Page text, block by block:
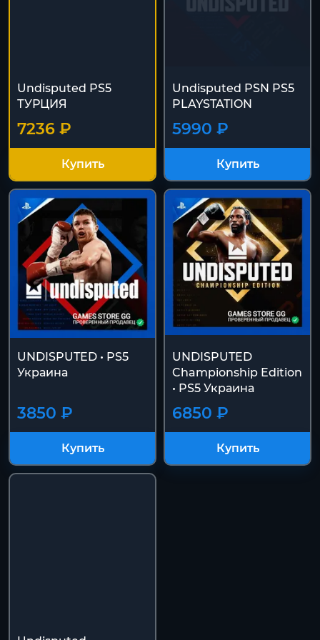
Undisputed PS5
ТУРЦИЯ
7236 ₽
Купить
Undisputed PSN PS5
PLAYSTATION
5990 ₽
Купить
UNDISPUTED • PS5
Украина
3850 ₽
Купить
UNDISPUTED
Championship Edition
• PS5 Украина
6850 ₽
Купить